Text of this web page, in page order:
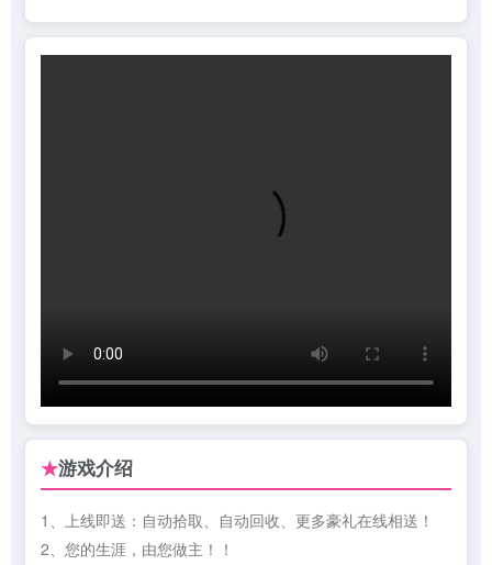
★游戏介绍
1、上线即送：自动拾取、自动回收、更多豪礼在线相送！
2、您的生涯，由您做主！！